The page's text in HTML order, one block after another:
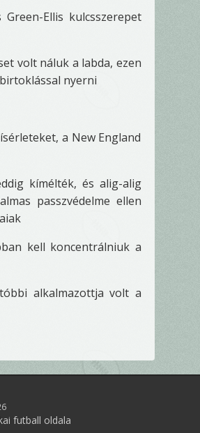
Ellis kulcsszerepet
volt náluk a labda, ezen
nyerni
a New England
kímélték, és alig-alig
passzvédelme ellen
kell koncentrálniuk a
alkalmazottja volt a
futball oldala